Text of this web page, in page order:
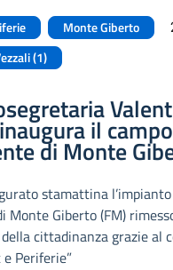
Monte Giberto
(1)
il
di Monte
stamattina
Monte Giberto (FM)
cittadinanza grazie al
Periferie”